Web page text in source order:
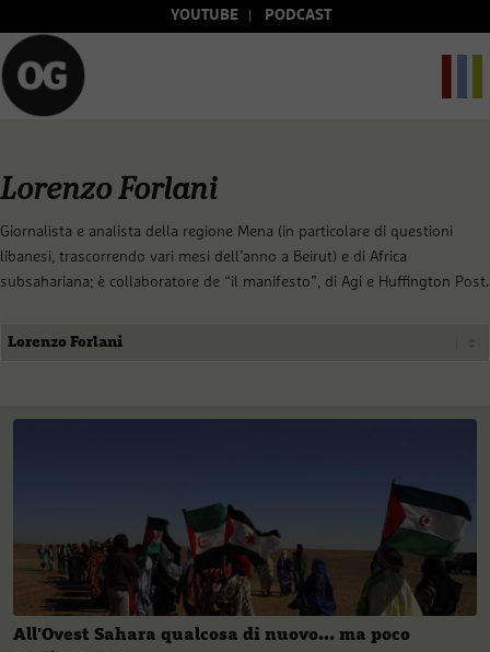
YOUTUBE PODCAST
Lorenzo Forlani
Giornalista e analista della regione Mena (in particolare di questioni
libanesi, trascorrendo vari mesi dell’anno a Beirut) e di Africa
subsahariana; è collaboratore de “il manifesto”, di Agi e Huffington Post.
All'Ovest Sahara qualcosa di nuovo... ma poco